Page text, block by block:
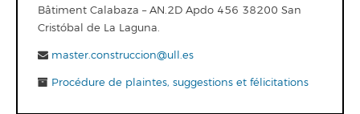
Bâtiment Calabaza – AN.2D Apdo 456 38200 San
Cristóbal de La Laguna.
master.construccion@ull.es
Procédure de plaintes, suggestions et félicitations